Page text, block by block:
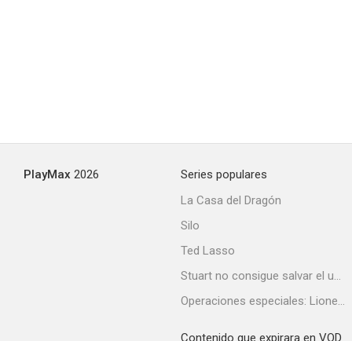
PlayMax 2026
Series populares
La Casa del Dragón
Silo
Ted Lasso
Stuart no consigue salvar el universo
Operaciones especiales: Lioness
Contenido que expirara en VOD